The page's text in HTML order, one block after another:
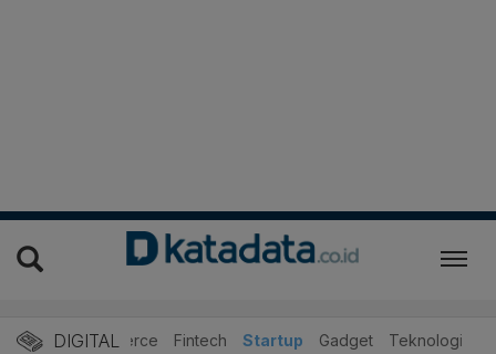
DIGITAL
E-Commerce Fintech Startup Gadget Teknologi